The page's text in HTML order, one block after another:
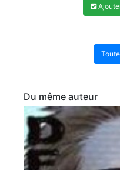
Du même auteur